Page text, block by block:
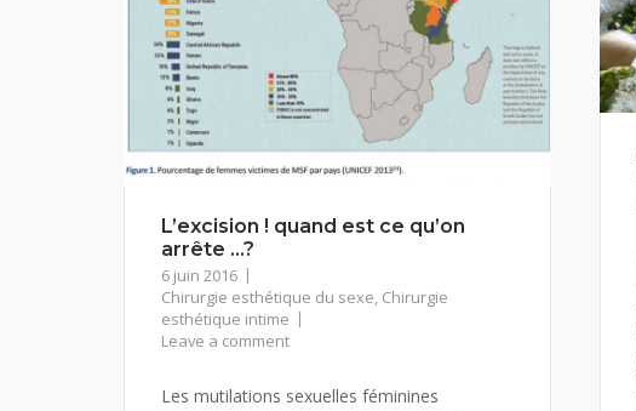
L’excision ! quand est ce qu’on
arrête …?
6 juin 2016
Chirurgie esthétique du sexe, Chirurgie
esthétique intime
Leave a comment
Les mutilations sexuelles féminines